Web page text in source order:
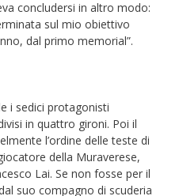
concludersi in altro modo:
sul mio obiettivo
dal primo memorial”.
i sedici protagonisti
in quattro gironi. Poi il
l’ordine delle teste di
della Muraverese,
Lai. Se non fosse per il
suo compagno di scuderia